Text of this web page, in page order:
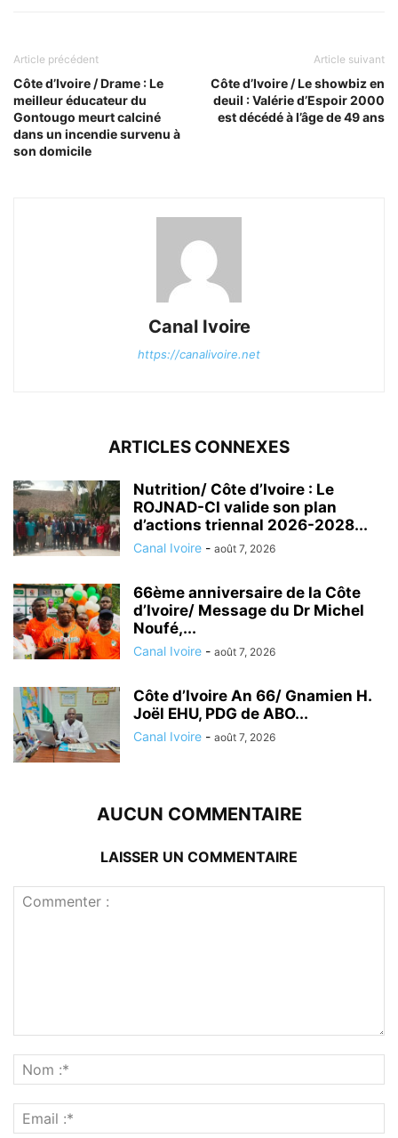
Article précédent
Côte d’Ivoire / Drame : Le
meilleur éducateur du
Gontougo meurt calciné
dans un incendie survenu à
son domicile
Article suivant
Côte d’Ivoire / Le showbiz en
deuil : Valérie d’Espoir 2000
est décédé à l’âge de 49 ans
Canal Ivoire
https://canalivoire.net
ARTICLES CONNEXES
Nutrition/ Côte d’Ivoire : Le
ROJNAD-CI valide son plan
d’actions triennal 2026-2028...
Canal Ivoire - août 7, 2026
66ème anniversaire de la Côte
d’Ivoire/ Message du Dr Michel
Noufé,...
Canal Ivoire - août 7, 2026
Côte d’Ivoire An 66/ Gnamien H.
Joël EHU, PDG de ABO...
Canal Ivoire - août 7, 2026
AUCUN COMMENTAIRE
LAISSER UN COMMENTAIRE